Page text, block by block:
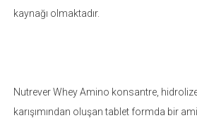
kaynağı olmaktadır.
Nutrever Whey Amino konsantre,
karışımından oluşan tablet formda bir